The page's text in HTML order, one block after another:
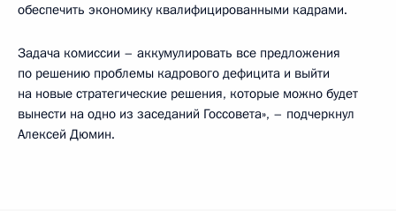
обеспечить экономику квалифицированными кадрами.
Задача комиссии – аккумулировать все предложения
по решению проблемы кадрового дефицита и выйти
на новые стратегические решения, которые можно будет
вынести на одно из заседаний Госсовета», – подчеркнул
Алексей Дюмин.